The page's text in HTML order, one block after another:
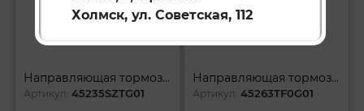
Холмск, ул. Советская, 112
Направляющая тормозного суппорта
Артикул:45235SZTG01
Направляющая тормозного суппорта
Артикул:45263TF0G01